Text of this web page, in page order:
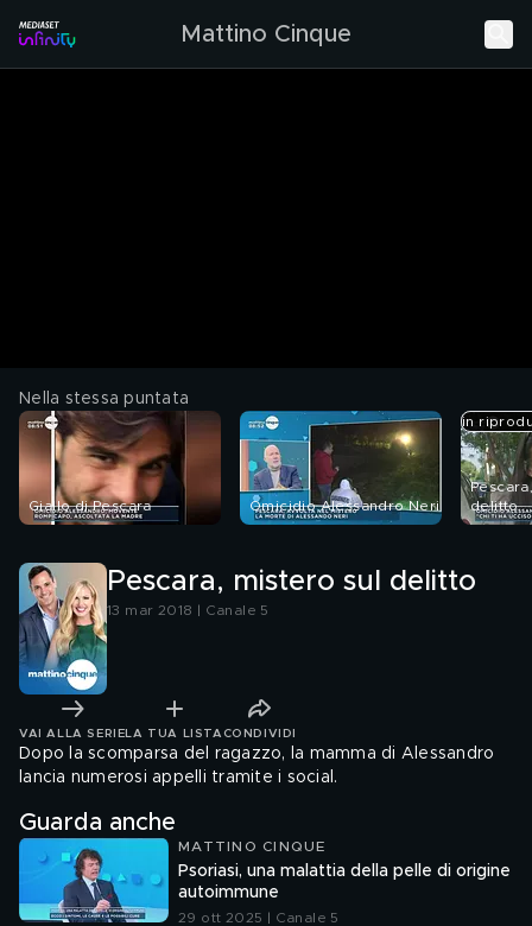
Mattino Cinque
Nella stessa puntata
Giallo di Pescara Omicidio Alessandro Neri
in
delitto
Pescara, mistero sul delitto
13 mar 2018 | Canale 5
VAI ALLA SERIE LA TUA LISTA CONDIVIDI
Dopo la scomparsa del ragazzo, la mamma di Alessandro
lancia numerosi appelli tramite i social.
Guarda anche
MATTINO CINQUE
Psoriasi, una malattia della pelle di origine
autoimmune
29 ott 2025 | Canale 5